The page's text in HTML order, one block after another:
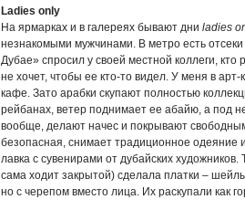
Ladies only
На ярмарках и в галереях бывают дни ladies
незнакомыми мужчинами. В метро есть
Дубае» спросил у своей местной коллеги,
не хочет, чтобы ее кто-то видел. У меня в
кафе. Зато арабки скупают полностью
рейбанах, ветер поднимает ее абайю, а под
вообще, делают начес и покрывают
безопасная, снимает традиционное одеяние
лавка с сувенирами от дубайских
сама ходит закрытой) сделала платки –
но c черепом вместо лица. Их раскупали как